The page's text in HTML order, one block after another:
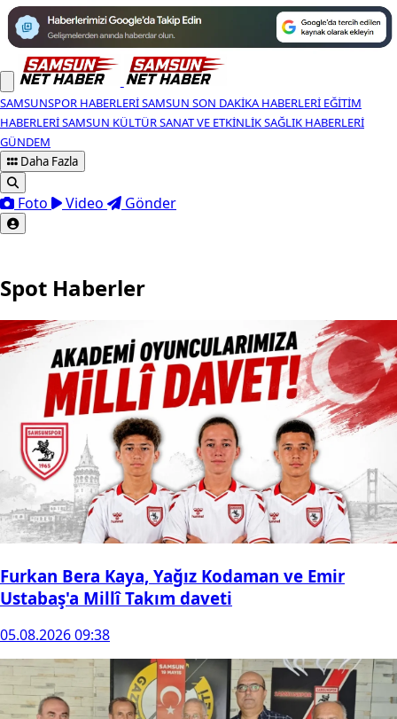
SAMSUNSPOR HABERLERISAMSUN SON DAKIKA HABERLERI EĞITIM
HABERLERISAMSUN KÜLTÜR SANAT VE ETKINLIKSAĞLIK HABERLERI
GÜNDEM
Daha Fazla
Foto Video Gönder
Spot Haberler
Furkan Bera Kaya, Yağız Kodaman ve Emir
Ustabaş'a Millî Takım daveti
05.08.2026 09:38